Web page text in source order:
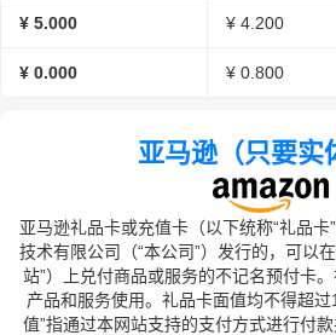
¥ 5.000 ¥ 4.200
¥ 0.000 ¥ 0.800
亚马逊（只要实
亚马逊礼品卡或充值卡（以下统称“礼品
技术有限公司（“本公司”）发行的，可以
站”）上兑付商品或服务的不记名预付卡
产品和服务使用。礼品卡面值均不得超
值”指通过本网站支持的支付方式进行付